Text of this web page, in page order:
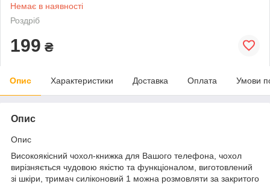
Немає в наявності
Роздріб
199 ₴
Опис Характеристики Доставка Оплата Умови
Опис
Опис
Високоякісний чохол-книжка для Вашого телефона, чохол
вирізняється чудовою якістю та функціоналом, виготовлений
зі шкіри, тримач силіконовий 1 можна розмовляти за закритого